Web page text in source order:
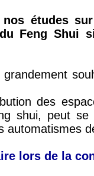
nos études
Feng Shui
des
shui, peut
automatismes
lors de la